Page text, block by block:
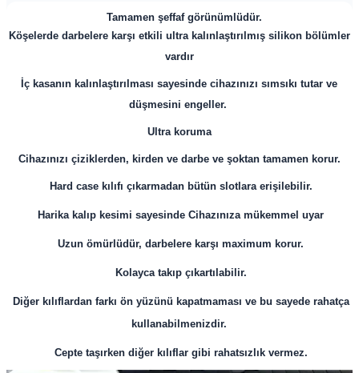
Tamamen şeffaf görünümlüdür.
Köşelerde darbelere karşı etkili ultra kalınlaştırılmış silikon bölümler
vardır
İç kasanın kalınlaştırılması sayesinde cihazınızı sımsıkı tutar ve
düşmesini engeller.
Ultra koruma
Cihazınızı çiziklerden, kirden ve darbe ve şoktan tamamen korur.
Hard case kılıfı çıkarmadan bütün slotlara erişilebilir.
Harika kalıp kesimi sayesinde Cihazınıza mükemmel uyar
Uzun ömürlüdür, darbelere karşı maximum korur.
Kolayca takıp çıkartılabilir.
Diğer kılıflardan farkı ön yüzünü kapatmaması ve bu sayede rahatça
kullanabilmenizdir.
Cepte taşırken diğer kılıflar gibi rahatsızlık vermez.